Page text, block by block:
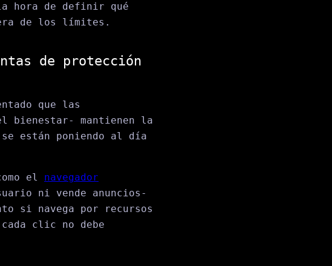
la hora de definir qué
de los límites.
de protección
que las
bienestar- mantienen la
están poniendo al día
el navegador
ni vende anuncios-
si navega por recursos
cada clic no debe